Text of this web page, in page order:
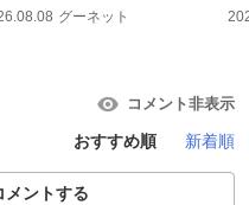
グーネット
コメント非表示
おすすめ順 新着順
メントする